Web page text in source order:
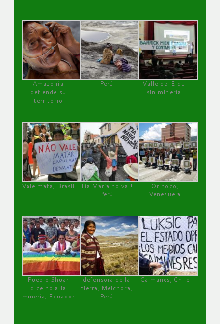
Amazonía
defiende su
territorio
Perú
Valle del Elqui
sin minería.
Vale mata, Brasil
Tía María no va !
Perú
Orinoco,
Venezuela
Pueblo Shuar
dice no a la
minería, Ecuador
defensora de la
tierra, Melchora,
Perú
Caimanes, Chile